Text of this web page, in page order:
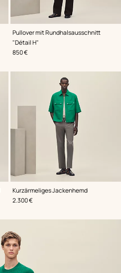
Pullover mit Rundhalsausschnitt
"Détail H"
,Farbe:
Grün
,Preis
850 €
Kurzärmeliges Jackenhemd
,Farbe:
Grün
,Preis
2.300 €